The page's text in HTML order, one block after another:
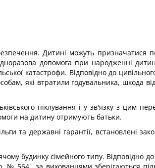
Дитині можуть призначатися
допомога при народженні
катастрофи. Відповідно до
які втратили годувальника, шкода
піклування і у зв'язку з цим
на дитину отримують батьки.
та державні гарантії, встановлені
будинку сімейного типу. Відповідно